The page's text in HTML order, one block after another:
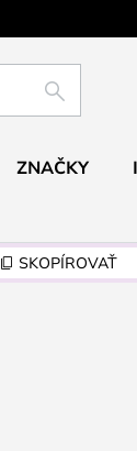
HĽADAŤ
ZNAČKY
SKOPÍROVAŤ